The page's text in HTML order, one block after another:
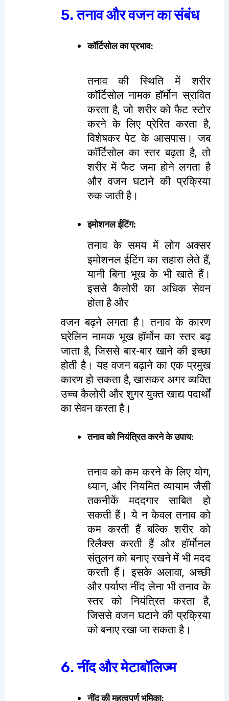
5. तनाव और वजन का संबंध
कॉर्टिसोल का प्रभाव:
तनाव की स्थिति में शरीर
कॉर्टिसोल नामक हॉर्मोन स्रावित
करता है, जो शरीर को फैट स्टोर
करने के लिए प्रेरित करता है,
विशेषकर पेट के आसपास। जब
कॉर्टिसोल का स्तर बढ़ता है, तो
शरीर में फैट जमा होने लगता है
और वजन घटाने की प्रक्रिया
रुक जाती है।
इमोशनल ईटिंग:
तनाव के समय में लोग अक्सर
इमोशनल ईटिंग का सहारा लेते हैं,
यानी बिना भूख के भी खाते हैं।
इससे कैलोरी का अधिक सेवन
होता है और
वजन बढ़ने लगता है। तनाव के कारण
घ्रेलिन नामक भूख हॉर्मोन का स्तर बढ़
जाता है, जिससे बार-बार खाने की इच्छा
होती है। यह वजन बढ़ाने का एक प्रमुख
कारण हो सकता है, खासकर अगर व्यक्ति
उच्च कैलोरी और शुगर युक्त खाद्य पदार्थों
का सेवन करता है।
तनाव को नियंत्रित करने के उपाय:
तनाव को कम करने के लिए योग,
ध्यान, और नियमित व्यायाम जैसी
तकनीकें मददगार साबित हो
सकती हैं। ये न केवल तनाव को
कम करती हैं बल्कि शरीर को
रिलैक्स करती हैं और हॉर्मोनल
संतुलन को बनाए रखने में भी मदद
करती हैं। इसके अलावा, अच्छी
और पर्याप्त नींद लेना भी तनाव के
स्तर को नियंत्रित करता है,
जिससे वजन घटाने की प्रक्रिया
को बनाए रखा जा सकता है।
6. नींद और मेटाबॉलिज्म
नींद की महत्वपूर्ण भूमिका: